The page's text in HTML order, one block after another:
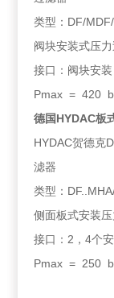
类型：DF/
阀块安装式压
接口：阀块安
Pmax = 420
德国HYDAC板
HYDAC贺德克
滤器
类型：
侧面板式安装
接口：2，4个
Pmax = 250